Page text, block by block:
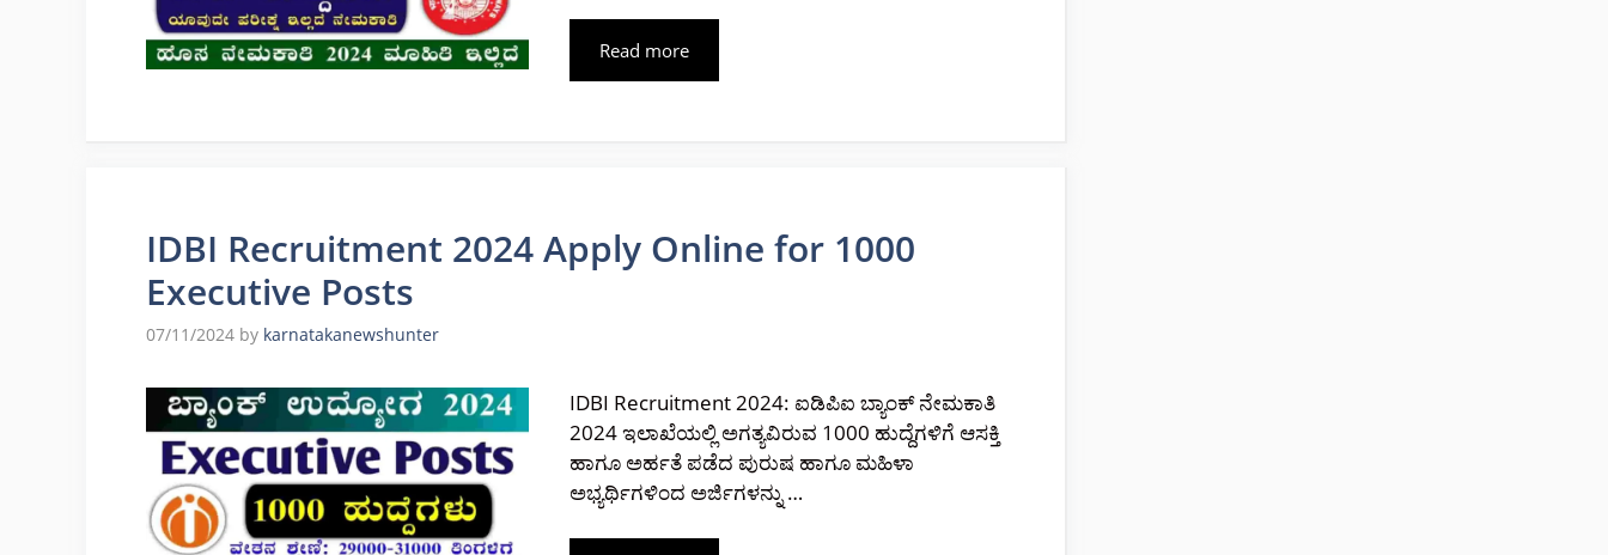
Read more
IDBI Recruitment 2024 Apply Online for 1000
Executive Posts
07/11/2024 by karnatakanewshunter
IDBI Recruitment 2024: ಐಡಿಪಿಐ ಬ್ಯಾಂಕ್ ನೇಮಕಾತಿ
2024 ಇಲಾಖೆಯಲ್ಲಿ ಅಗತ್ಯವಿರುವ 1000 ಹುದ್ದೆಗಳಿಗೆ ಆಸಕ್ತಿ
ಹಾಗೂ ಅರ್ಹತೆ ಪಡೆದ ಪುರುಷ ಹಾಗೂ ಮಹಿಳಾ
ಅಭ್ಯರ್ಥಿಗಳಿಂದ ಅರ್ಜಿಗಳನ್ನು …